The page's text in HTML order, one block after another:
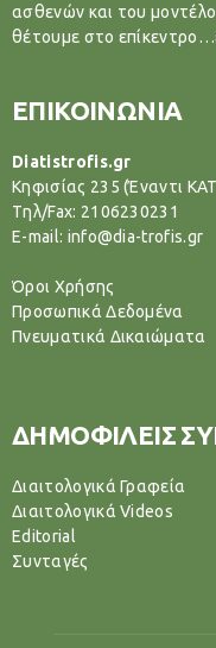
ασθενών και του
θέτουμε στο
ΕΠΙΚΟΙΝΩΝΙΑ
Diatistrofis.gr
Κηφισίας 235 (Έναντι
Tηλ/Fax: 2106230231
E-mail: info@dia-trofis.gr
Όροι Χρήσης
Προσωπικά Δεδομένα
Πνευματικά Δικαιώματα
ΔΗΜΟΦΙΛΕΙΣ
Διαιτολογικά Γραφεία
Διαιτολογικά Videos
Editorial
Συνταγές